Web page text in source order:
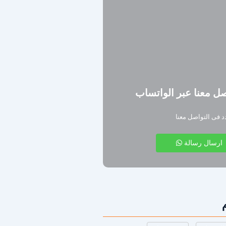
معنا عبر الواتساب
فى التواصل معنا
ارسال رسالة